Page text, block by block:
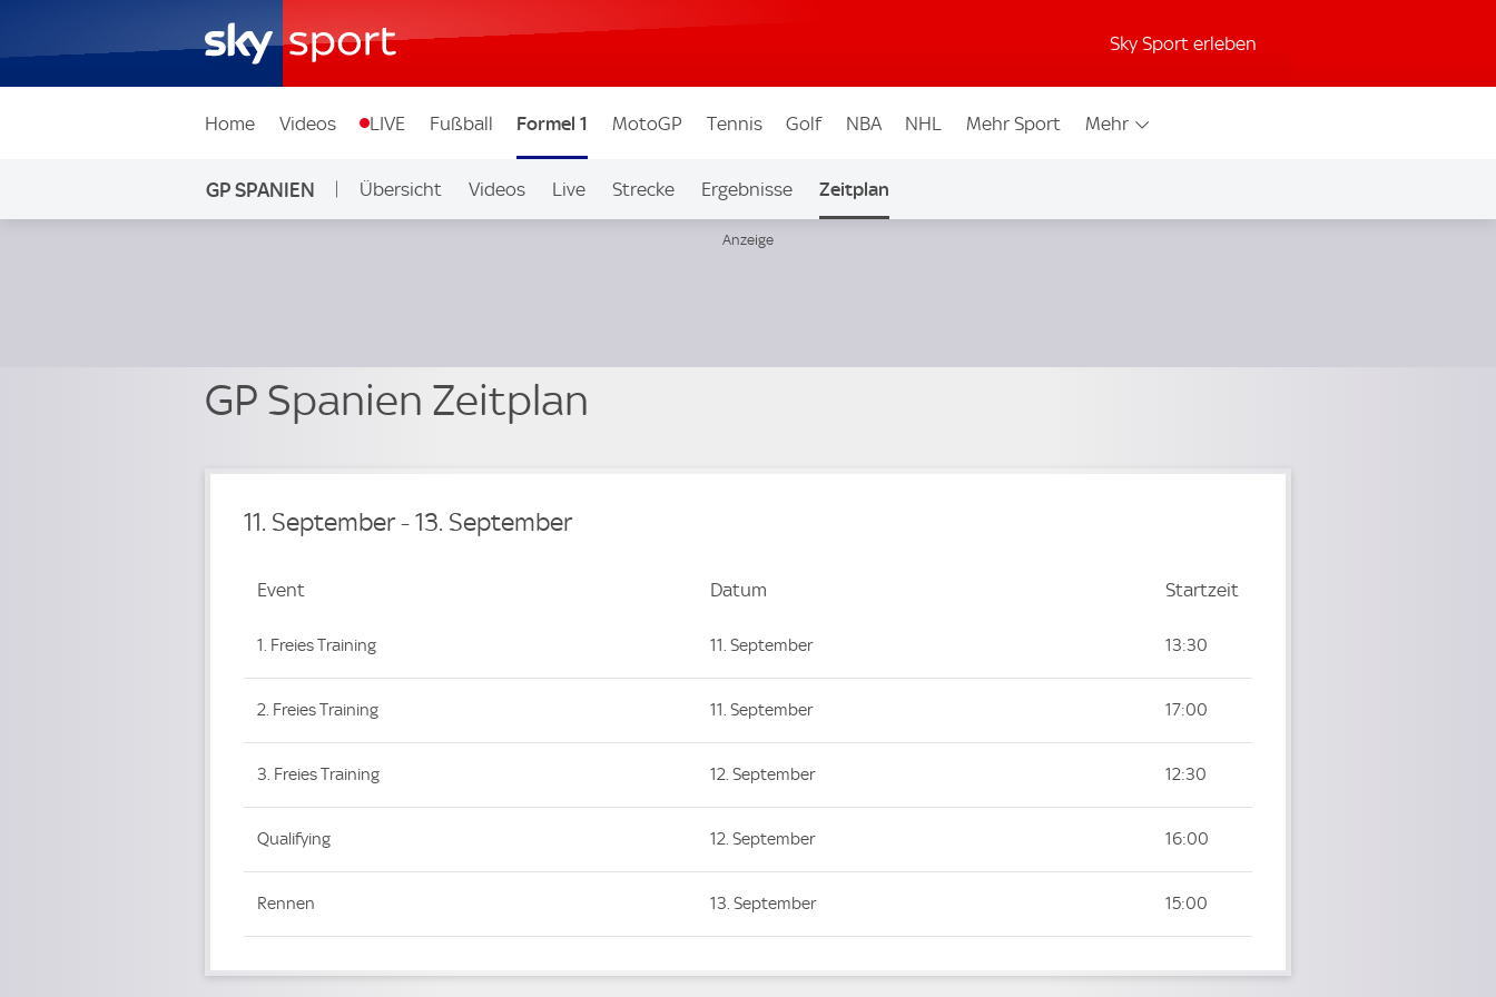
Sky Sport erleben
Home Videos LIVE Fußball Formel 1 MotoGP Tennis Golf NBA NHL Mehr Sport Mehr
GP SPANIEN Übersicht Videos Live Strecke Ergebnisse Zeitplan
GP Spanien Zeitplan
11. September - 13. September
Event Datum Startzeit
1. Freies Training 11. September 13:30
2. Freies Training 11. September 17:00
3. Freies Training 12. September 12:30
Qualifying 12. September 16:00
Rennen 13. September 15:00